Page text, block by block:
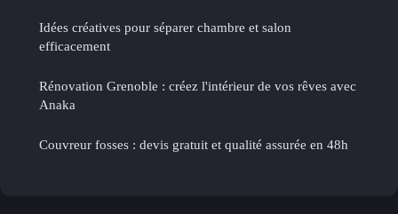
Idées créatives pour séparer chambre et salon
efficacement
Rénovation Grenoble : créez l'intérieur de vos rêves avec
Anaka
Couvreur fosses : devis gratuit et qualité assurée en 48h